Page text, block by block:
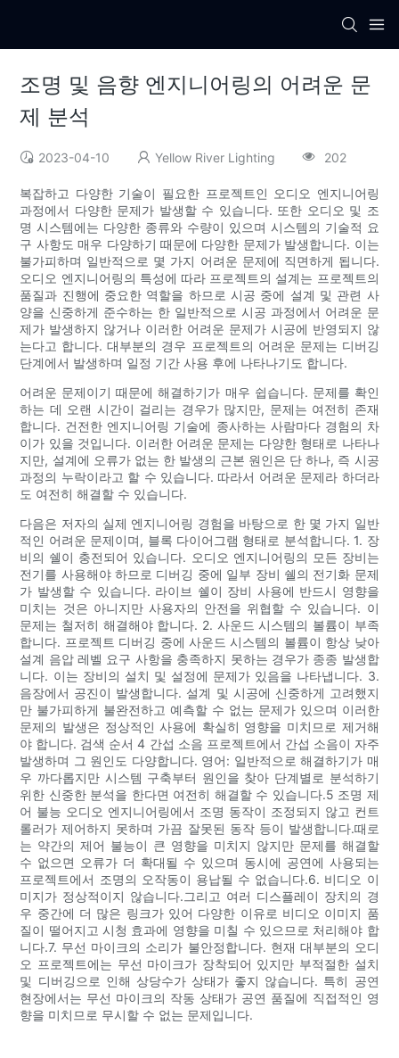
조명 및 음향 엔지니어링의 어려운 문
제 분석
2023-04-10 Yellow River Lighting 202
복잡하고 다양한 기술이 필요한 프로젝트인 오디오 엔지니어링
과정에서 다양한 문제가 발생할 수 있습니다. 또한 오디오 및 조
명 시스템에는 다양한 종류와 수량이 있으며 시스템의 기술적 요
구 사항도 매우 다양하기 때문에 다양한 문제가 발생합니다. 이는
불가피하며 일반적으로 몇 가지 어려운 문제에 직면하게 됩니다.
오디오 엔지니어링의 특성에 따라 프로젝트의 설계는 프로젝트의
품질과 진행에 중요한 역할을 하므로 시공 중에 설계 및 관련 사
양을 신중하게 준수하는 한 일반적으로 시공 과정에서 어려운 문
제가 발생하지 않거나 이러한 어려운 문제가 시공에 반영되지 않
는다고 합니다. 대부분의 경우 프로젝트의 어려운 문제는 디버깅
단계에서 발생하며 일정 기간 사용 후에 나타나기도 합니다.
어려운 문제이기 때문에 해결하기가 매우 쉽습니다. 문제를 확인
하는 데 오랜 시간이 걸리는 경우가 많지만, 문제는 여전히 존재
합니다. 건전한 엔지니어링 기술에 종사하는 사람마다 경험의 차
이가 있을 것입니다. 이러한 어려운 문제는 다양한 형태로 나타나
지만, 설계에 오류가 없는 한 발생의 근본 원인은 단 하나, 즉 시공
과정의 누락이라고 할 수 있습니다. 따라서 어려운 문제라 하더라
도 여전히 해결할 수 있습니다.
다음은 저자의 실제 엔지니어링 경험을 바탕으로 한 몇 가지 일반
적인 어려운 문제이며, 블록 다이어그램 형태로 분석합니다. 1. 장
비의 쉘이 충전되어 있습니다. 오디오 엔지니어링의 모든 장비는
전기를 사용해야 하므로 디버깅 중에 일부 장비 쉘의 전기화 문제
가 발생할 수 있습니다. 라이브 쉘이 장비 사용에 반드시 영향을
미치는 것은 아니지만 사용자의 안전을 위협할 수 있습니다. 이
문제는 철저히 해결해야 합니다. 2. 사운드 시스템의 볼륨이 부족
합니다. 프로젝트 디버깅 중에 사운드 시스템의 볼륨이 항상 낮아
설계 음압 레벨 요구 사항을 충족하지 못하는 경우가 종종 발생합
니다. 이는 장비의 설치 및 설정에 문제가 있음을 나타냅니다. 3.
음장에서 공진이 발생합니다. 설계 및 시공에 신중하게 고려했지
만 불가피하게 불완전하고 예측할 수 없는 문제가 있으며 이러한
문제의 발생은 정상적인 사용에 확실히 영향을 미치므로 제거해
야 합니다. 검색 순서 4 간섭 소음 프로젝트에서 간섭 소음이 자주
발생하며 그 원인도 다양합니다. 영어: 일반적으로 해결하기가 매
우 까다롭지만 시스템 구축부터 원인을 찾아 단계별로 분석하기
위한 신중한 분석을 한다면 여전히 해결할 수 있습니다.5 조명 제
어 불능 오디오 엔지니어링에서 조명 동작이 조정되지 않고 컨트
롤러가 제어하지 못하며 가끔 잘못된 동작 등이 발생합니다.때로
는 약간의 제어 불능이 큰 영향을 미치지 않지만 문제를 해결할
수 없으면 오류가 더 확대될 수 있으며 동시에 공연에 사용되는
프로젝트에서 조명의 오작동이 용납될 수 없습니다.6. 비디오 이
미지가 정상적이지 않습니다.그리고 여러 디스플레이 장치의 경
우 중간에 더 많은 링크가 있어 다양한 이유로 비디오 이미지 품
질이 떨어지고 시청 효과에 영향을 미칠 수 있으므로 처리해야 합
니다.7. 무선 마이크의 소리가 불안정합니다. 현재 대부분의 오디
오 프로젝트에는 무선 마이크가 장착되어 있지만 부적절한 설치
및 디버깅으로 인해 상당수가 상태가 좋지 않습니다. 특히 공연
현장에서는 무선 마이크의 작동 상태가 공연 품질에 직접적인 영
향을 미치므로 무시할 수 없는 문제입니다.